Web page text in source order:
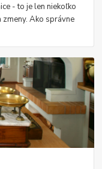
- to je len niekoľko
Ako správne